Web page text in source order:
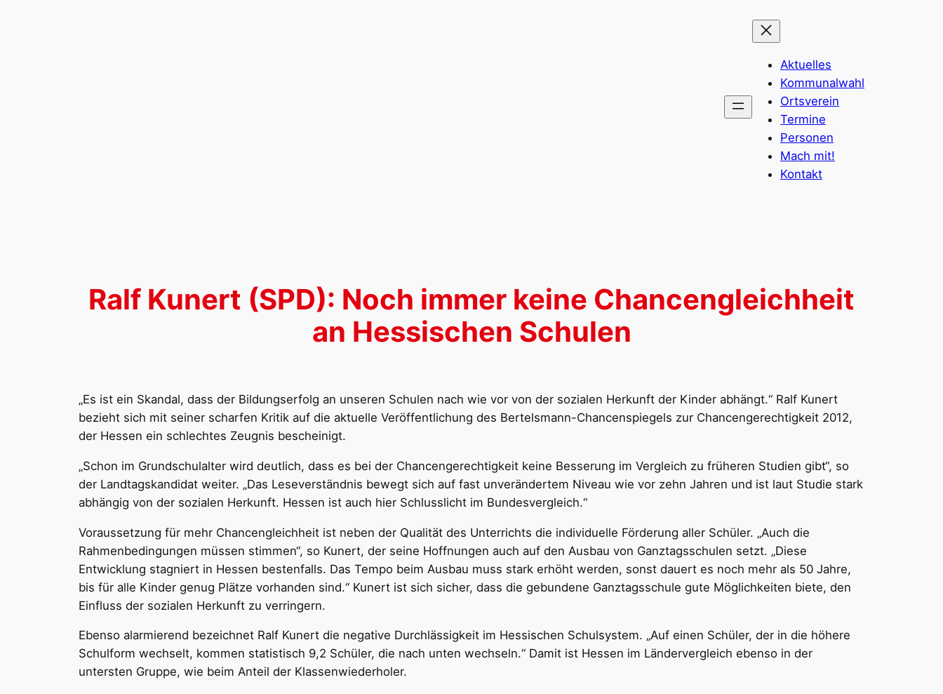
Aktuelles
Kommunalwahl
Ortsverein
Termine
Personen
Mach mit!
Kontakt
Ralf Kunert (SPD): Noch immer keine Chancengleichheit
an Hessischen Schulen
„Es ist ein Skandal, dass der Bildungserfolg an unseren Schulen nach wie vor von der sozialen Herkunft der Kinder abhängt.“ Ralf Kunert
bezieht sich mit seiner scharfen Kritik auf die aktuelle Veröffentlichung des Bertelsmann-Chancenspiegels zur Chancengerechtigkeit 2012,
der Hessen ein schlechtes Zeugnis bescheinigt.
„Schon im Grundschulalter wird deutlich, dass es bei der Chancengerechtigkeit keine Besserung im Vergleich zu früheren Studien gibt“, so
der Landtagskandidat weiter. „Das Leseverständnis bewegt sich auf fast unverändertem Niveau wie vor zehn Jahren und ist laut Studie stark
abhängig von der sozialen Herkunft. Hessen ist auch hier Schlusslicht im Bundesvergleich.“
Voraussetzung für mehr Chancengleichheit ist neben der Qualität des Unterrichts die individuelle Förderung aller Schüler. „Auch die
Rahmenbedingungen müssen stimmen“, so Kunert, der seine Hoffnungen auch auf den Ausbau von Ganztagsschulen setzt. „Diese
Entwicklung stagniert in Hessen bestenfalls. Das Tempo beim Ausbau muss stark erhöht werden, sonst dauert es noch mehr als 50 Jahre,
bis für alle Kinder genug Plätze vorhanden sind.“ Kunert ist sich sicher, dass die gebundene Ganztagsschule gute Möglichkeiten biete, den
Einfluss der sozialen Herkunft zu verringern.
Ebenso alarmierend bezeichnet Ralf Kunert die negative Durchlässigkeit im Hessischen Schulsystem. „Auf einen Schüler, der in die höhere
Schulform wechselt, kommen statistisch 9,2 Schüler, die nach unten wechseln.“ Damit ist Hessen im Ländervergleich ebenso in der
untersten Gruppe, wie beim Anteil der Klassenwiederholer.